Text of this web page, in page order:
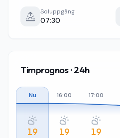
Soluppgång
07:30
Timprognos · 24h
Nu
19
16:00
19
17:00
19